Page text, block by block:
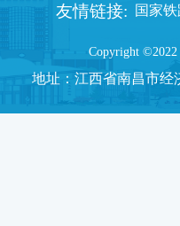
友情链接: 国家
Copyright ©2022
地址： 江西省南昌市经